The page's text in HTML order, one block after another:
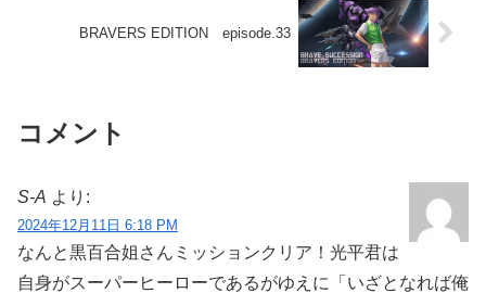
BRAVERS EDITION episode.33
コメント
S-A より:
2024年12月11日 6:18 PM
なんと黒百合姐さんミッションクリア！光平君は
自身がスーパーヒーローであるがゆえに「いざとなれば俺